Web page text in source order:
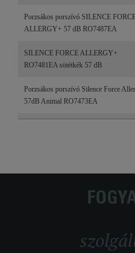
Porzsákos porszívó SILENCE
ALLERGY+ 57 dB RO7487EA
SILENCE FORCE ALLERGY+
RO7481EA sötétkék 57 dB
Porzsákos porszívó Silence Force
57dB Animal RO7473EA
RO7473EA piros 58 db
SILENCE FORCE ALLERGY+
SILENCE FORCE 5★ RO6487EA